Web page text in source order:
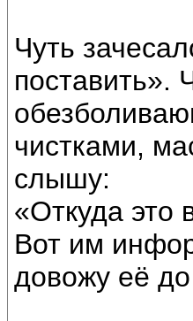
Чуть
поставить».
чистками,
слышу:
«Откуда это
Вот им
довожу её